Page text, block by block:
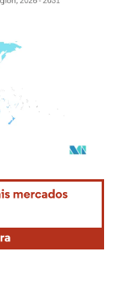
conforme CC BY 4.0.